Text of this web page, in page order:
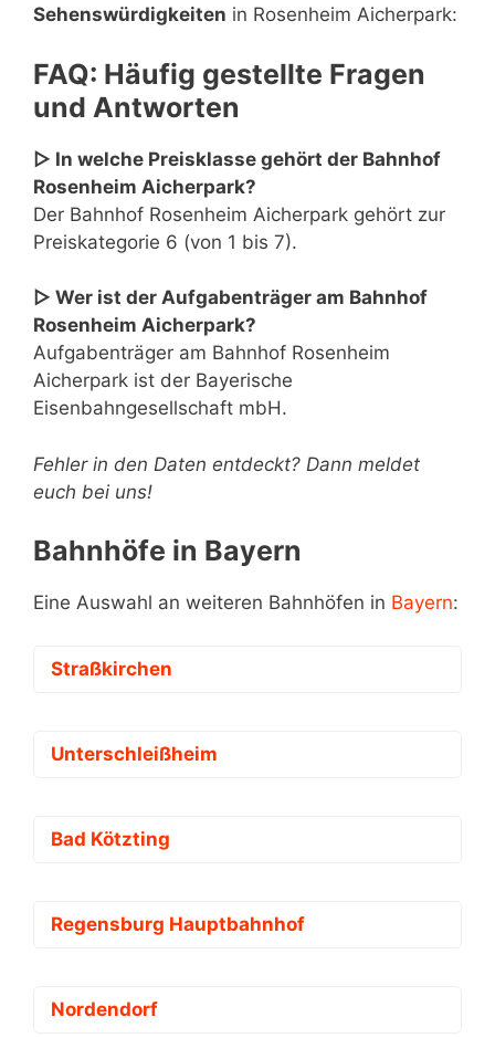
Sehenswürdigkeiten in Rosenheim Aicherpark:
FAQ: Häufig gestellte Fragen
und Antworten
▷ In welche Preisklasse gehört der Bahnhof
Rosenheim Aicherpark?
Der Bahnhof Rosenheim Aicherpark gehört zur
Preiskategorie 6 (von 1 bis 7).
▷ Wer ist der Aufgabenträger am Bahnhof
Rosenheim Aicherpark?
Aufgabenträger am Bahnhof Rosenheim
Aicherpark ist der Bayerische
Eisenbahngesellschaft mbH.
Fehler in den Daten entdeckt? Dann meldet
euch bei uns!
Bahnhöfe in Bayern
Eine Auswahl an weiteren Bahnhöfen in Bayern:
Straßkirchen
Unterschleißheim
Bad Kötzting
Regensburg Hauptbahnhof
Nordendorf